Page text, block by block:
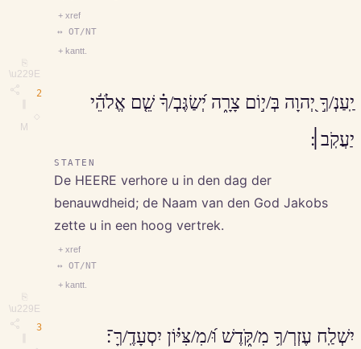
⎘
\u229E
M
+ xref
↔ OT/NT
+ kantt.
2
⎘
\u229E
יַֽעַנְ/ךָ֣ יְ֭הוָה בְּ/י֣וֹם צָרָ֑ה יְ֝שַׂגֶּבְ/ךָ֗ שֵׁ֤ם אֱלֹהֵ֬י
יַעֲקֹֽב׀׃
STATEN
De HEERE verhore u in den dag der
benauwdheid; de Naam van den God Jakobs
zette u in een hoog vertrek.
+ xref
↔ OT/NT
+ kantt.
3 יִשְׁלַֽח עֶזְרְ/ךָ֥ מִ/קֹּ֑דֶשׁ וּ֝/מִ/צִּיּ֗וֹן יִסְעָדֶֽ/ךָּ־׃